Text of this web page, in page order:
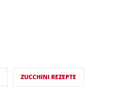
ZUCCHINI REZEPTE